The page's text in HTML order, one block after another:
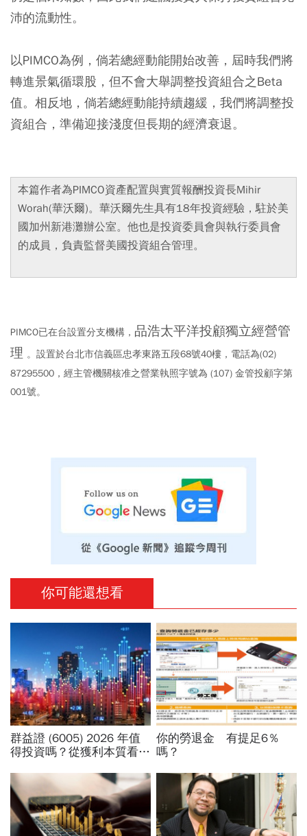
沛的流動性。
以PIMCO為例，倘若總經動能開始改善，屆時我們將
轉進景氣循環股，但不會大舉調整投資組合之Beta
值。相反地，倘若總經動能持續趨緩，我們將調整投
資組合，準備迎接淺度但長期的經濟衰退。
本篇作者為PIMCO資產配置與實質報酬投資長Mihir
Worah(華沃爾)。華沃爾先生具有18年投資經驗，駐於美
國加州新港灘辦公室。他也是投資委員會與執行委員會
的成員，負責監督美國投資組合管理。
PIMCO已在台設置分支機構， 品浩太平洋投顧獨立經營管
理 。設置於台北市信義區忠孝東路五段68號40樓，電話為(02)
87295500，經主管機關核准之營業執照字號為 (107) 金管投顧字第
001號。
你可能還想看
群益證 (6005) 2026 年值
得投資嗎？從獲利本質看價
你的勞退金 有提足6％
嗎？